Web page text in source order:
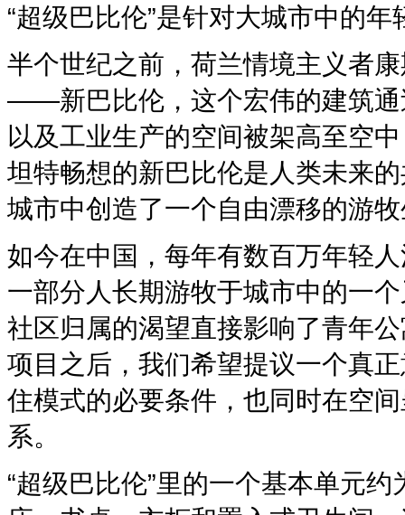
“超级巴比伦”是针对大城市中的
半个世纪之前，荷兰情境主义者
——新巴比伦，这个宏伟的建筑通
以及工业生产的空间被架高至空
坦特畅想的新巴比伦是人类未来
城市中创造了一个自由漂移的游
如今在中国，每年有数百万年轻
一部分人长期游牧于城市中的一
社区归属的渴望直接影响了青年
项目之后，我们希望提议一个真
住模式的必要条件，也同时在空
系。
“超级巴比伦”里的一个基本单元